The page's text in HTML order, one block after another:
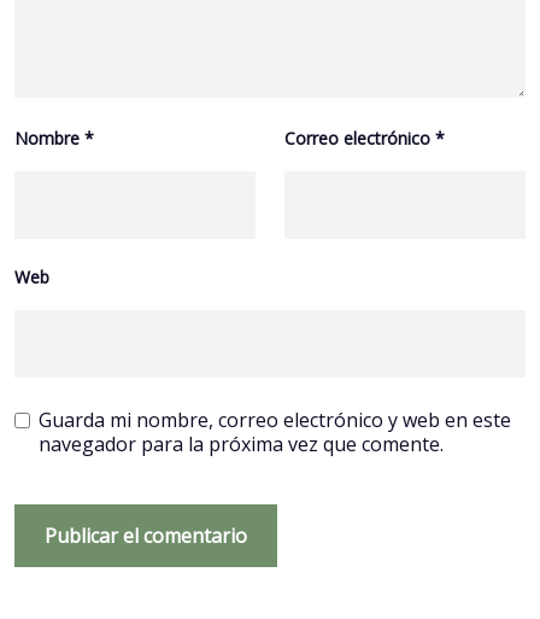
Nombre * Correo electrónico *
Web
Guarda mi nombre, correo electrónico y web en este
navegador para la próxima vez que comente.